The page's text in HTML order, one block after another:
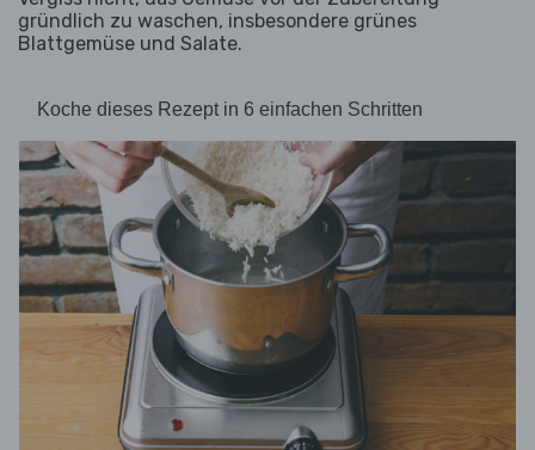
gründlich zu waschen, insbesondere grünes
Blattgemüse und Salate.
Koche dieses Rezept in 6 einfachen Schritten